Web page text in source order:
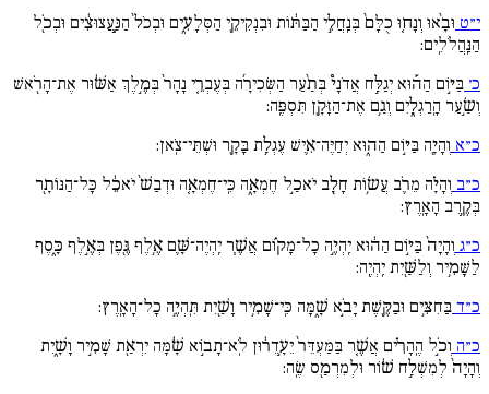
י״ט וּבָ֨אוּ וְנָח֚וּ כֻלָּם֙ בְּנַֽחֲלֵ֣י הַבַּתּ֔וֹת וּבִנְקִיקֵ֖י הַסְּלָעִ֑ים וּבְכֹל֙ הַנַּֽ֣עֲצוּצִ֔ים וּבְכֹ֖ל
הַנַּֽהֲלֹלִֽים:
כ׳ בַּיּ֣וֹם הַה֡וּא יְגַלַּ֣ח אֲדֹנָי֩ בְּתַ֨עַר הַשְּׂכִירָ֜ה בְּעֶבְרֵ֚י נָהָר֙ בְּמֶ֣לֶךְ אַשּׁ֔וּר אֶת־הָרֹ֖אשׁ
וְשַׂ֣עַר הָֽרַגְלָ֑יִם וְגַ֥ם אֶת־הַזָּקָ֖ן תִּסְפֶּֽה:
כ״א וְהָיָ֖ה בַּיּ֣וֹם הַה֑וּא יְחַיֶּה־אִ֛ישׁ עֶגְלַ֥ת בָּקָ֖ר וּשְׁתֵּי־צֹֽאן:
כ״ב וְהָיָ֗ה מֵרֹ֛ב עֲשׂ֥וֹת חָלָ֖ב יֹאכַ֣ל חֶמְאָ֑ה כִּֽי־חֶמְאָ֚ה וּדְבַשׁ֙ יֹאכֵ֔ל כָּל־הַנּוֹתָ֖ר
בְּקֶ֥רֶב הָאָֽרֶץ:
כ״ג וְהָיָה֙ בַּיּ֣וֹם הַה֔וּא יִֽהְיֶ֣ה כָל־מָק֗וֹם אֲשֶׁ֧ר יִֽהְיֶה־שָּׁ֛ם אֶ֥לֶף גֶּ֖פֶן בְּאֶ֣לֶף כָּ֑סֶף
לַשָּׁמִ֥יר וְלַשַּׁ֖יִת יִֽהְיֶֽה:
כ״ד בַּחִצִּ֥ים וּבַקֶּ֖שֶׁת יָבֹ֣א שָׁ֑מָּה כִּֽי־שָׁמִ֥יר וָשַׁ֖יִת תִּֽהְיֶ֥ה כָל־הָאָֽרֶץ:
כ״ה וְכֹ֣ל הֶֽהָרִ֗ים אֲשֶׁ֚ר בַּמַּעְדֵּר֙ יֵעָ֣דֵר֔וּן לֹֽא־תָב֣וֹא שָׁ֔מָּה יִרְאַ֖ת שָׁמִ֣יר וָשָׁ֑יִת
וְהָיָה֙ לְמִשְׁלַ֣ח שׁ֔וֹר וּלְמִרְמַ֖ס שֶֽׂה: